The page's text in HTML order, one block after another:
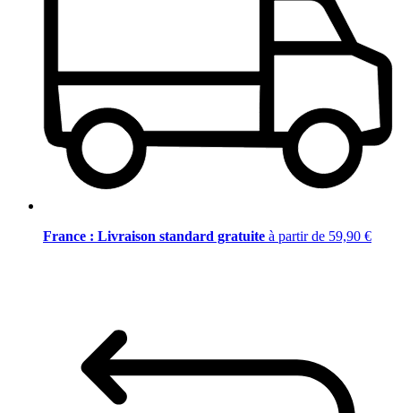
France : Livraison standard gratuite à partir de 59,90 €